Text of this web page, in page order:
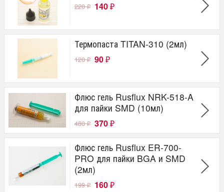
220₽ 140 ₽
Термопаста TITAN-310 (2мл)
120₽ 90 ₽
Флюс гель Rusflux NRK-518-A
для пайки SMD (10мл)
480₽ 370 ₽
Флюс гель Rusflux ER-700-
PRO для пайки BGA и SMD
(2мл)
199₽ 160 ₽